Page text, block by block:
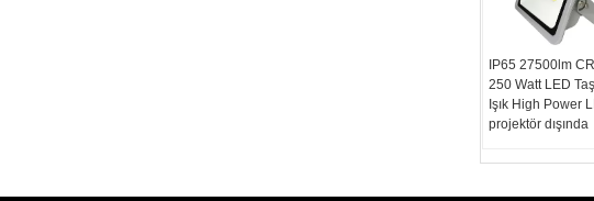
IP65 27500lm
250 Watt LED
Işık High Power
projektör dışında